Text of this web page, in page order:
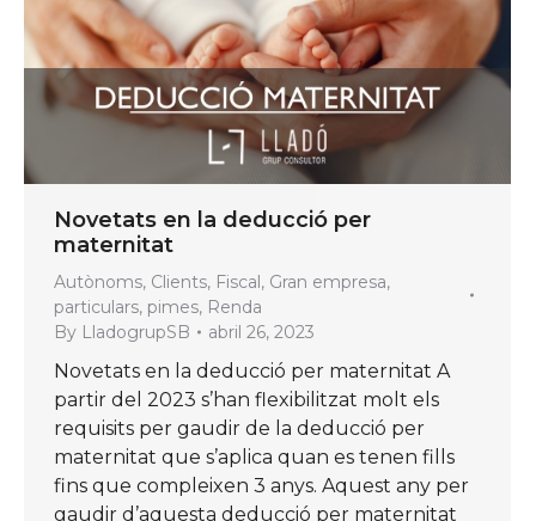
Novetats en la deducció per
maternitat
Autònoms, Clients, Fiscal, Gran empresa,
particulars, pimes, Renda
By LladogrupSB abril 26, 2023
Novetats en la deducció per maternitat A
partir del 2023 s’han flexibilitzat molt els
requisits per gaudir de la deducció per
maternitat que s’aplica quan es tenen fills
fins que compleixen 3 anys. Aquest any per
gaudir d’aquesta deducció per maternitat